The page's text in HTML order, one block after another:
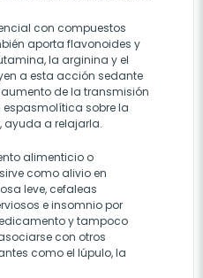
con compuestos
aporta flavonoides y
la arginina y el
a esta acción sedante
de la transmisión
sobre la
ayuda a relajarla.
alimenticio o
como alivio en
leve, cefaleas
e insomnio por
y tampoco
con otros
como el lúpulo, la